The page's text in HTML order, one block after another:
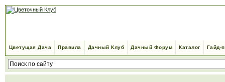
Цветущая Дача Правила Дачный Клуб Дачный Форум Каталог Гайд-